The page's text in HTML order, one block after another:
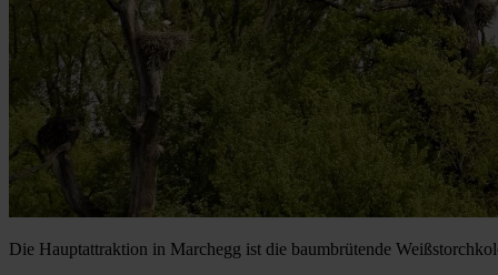
Die Hauptattraktion in Marchegg ist die baumbrütende